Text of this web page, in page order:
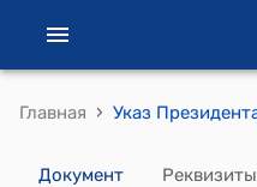
Главная ›
Документ Реквизиты